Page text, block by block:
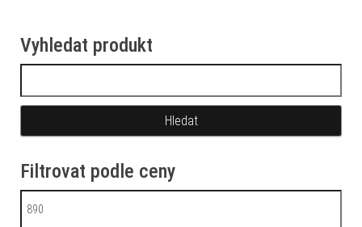
Vyhledat produkt
Filtrovat podle ceny
Minimální cena